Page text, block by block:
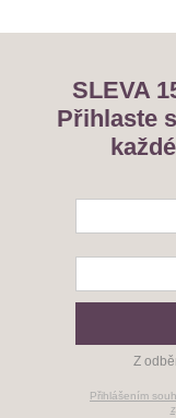
SLEVA
Přihlaste
Z
Přihlášením